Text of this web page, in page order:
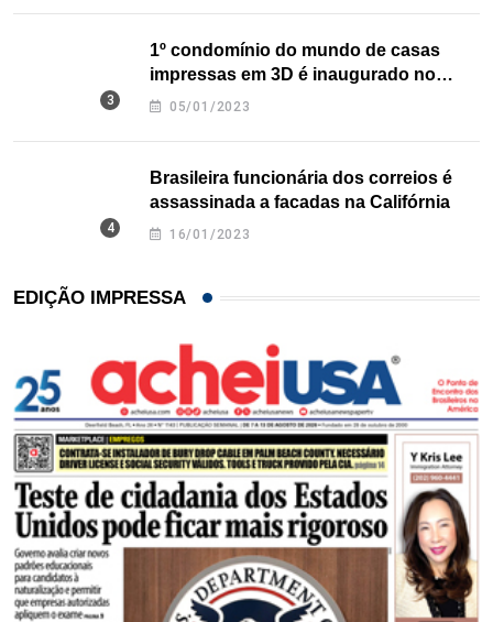
1º condomínio do mundo de casas
impressas em 3D é inaugurado no
Texas
05/01/2023
Brasileira funcionária dos correios é
assassinada a facadas na Califórnia
16/01/2023
EDIÇÃO IMPRESSA